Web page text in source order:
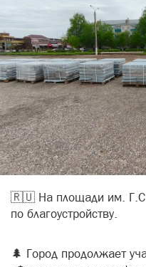
🇷🇺 На площади им. Г.С.
по благоустройству.
🌲 Город продолжает